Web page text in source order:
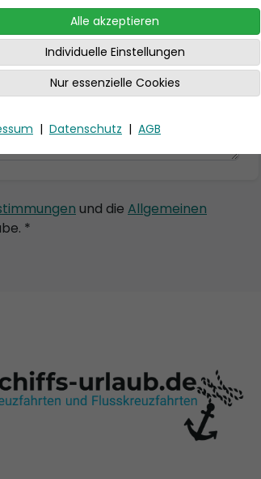
und die Allgemeinen
*
Alle akzeptieren
Individuelle Einstellungen
Nur essenzielle Cookies
| Datenschutz | AGB